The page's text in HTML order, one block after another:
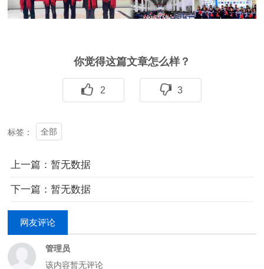
你觉得这篇文章怎么样？
2 3
标签： 全部
上一篇：暂无数据
下一篇：暂无数据
网友评论
管理员
该内容暂无评论